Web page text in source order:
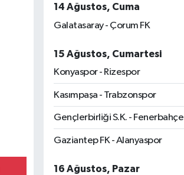
14 Ağustos, Cuma
Galatasaray - Çorum FK
15 Ağustos, Cumartesi
Konyaspor - Rizespor
Kasımpaşa - Trabzonspor
Gençlerbirliği S.K. - Fenerbahçe
Gaziantep FK - Alanyaspor
16 Ağustos, Pazar